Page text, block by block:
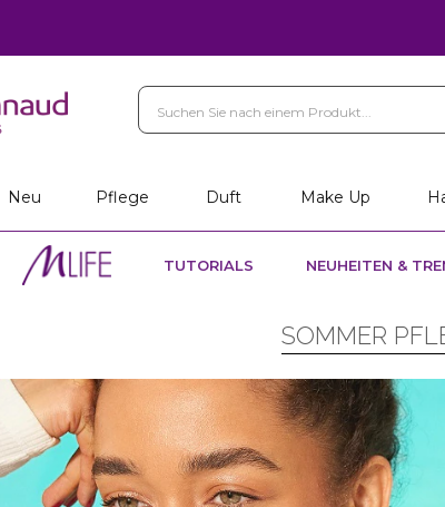
Neu Pflege Duft Make Up
TUTORIALS NEUHEITEN &
SOMMER